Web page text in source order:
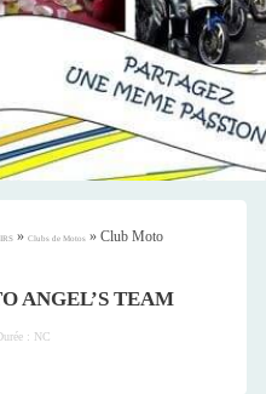
» Clubs de Motos » Club Moto
ANGEL’S TEAM
: NC